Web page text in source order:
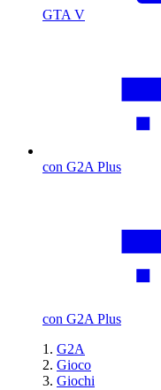
GTA V
con G2A Plus
con G2A Plus
G2A
Gioco
Giochi